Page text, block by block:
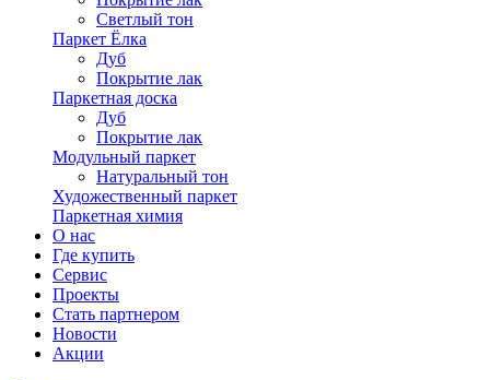
Светлый тон
Паркет Ёлка
Дуб
Покрытие лак
Паркетная доска
Дуб
Покрытие лак
Модульный паркет
Натуральный тон
Художественный паркет
Паркетная химия
О нас
Где купить
Сервис
Проекты
Стать партнером
Новости
Акции